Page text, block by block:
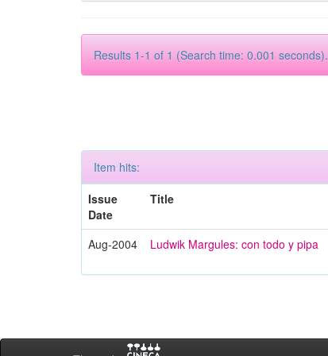
Results 1-1 of 1 (Search time: 0.001 seconds).
Item hits:
Issue
Date
Title
Aug-2004 Ludwik Margules: con todo y pipa